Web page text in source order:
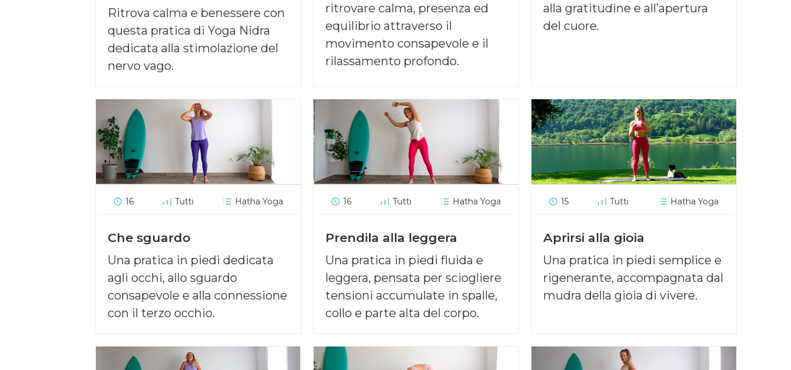
Ritrova calma e benessere con
questa pratica di Yoga Nidra
dedicata alla stimolazione del
nervo vago.
ritrovare calma, presenza ed
equilibrio attraverso il
movimento consapevole e il
rilassamento profondo.
alla gratitudine e all’apertura
del cuore.
16 Tutti Hatha Yoga
Che sguardo
Una pratica in piedi dedicata
agli occhi, allo sguardo
consapevole e alla connessione
con il terzo occhio.
16 Tutti Hatha Yoga
Prendila alla leggera
Una pratica in piedi fluida e
leggera, pensata per sciogliere
tensioni accumulate in spalle,
collo e parte alta del corpo.
15 Tutti Hatha Yoga
Aprirsi alla gioia
Una pratica in piedi semplice e
rigenerante, accompagnata dal
mudra della gioia di vivere.